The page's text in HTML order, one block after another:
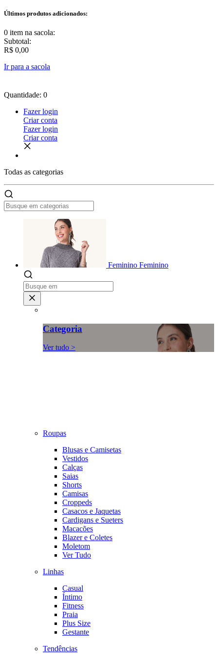
Últimos produtos adicionados:
0 item na sacola:
Subtotal:
R$ 0,00
Ir para a sacola
Quantidade: 0
Fazer login
Criar conta
Fazer login
Criar conta
Todas as categorias
Feminino Feminino
Categoria
Ver tudo >
Roupas
Blusas e Camisetas
Vestidos
Calças
Saias
Shorts
Camisas
Croppeds
Casacos e Jaquetas
Cardigans e Sueters
Macacões
Blazer e Coletes
Moletom
Ver Tudo
Linhas
Casual
Íntimo
Fitness
Praia
Plus Size
Gestante
Tendências